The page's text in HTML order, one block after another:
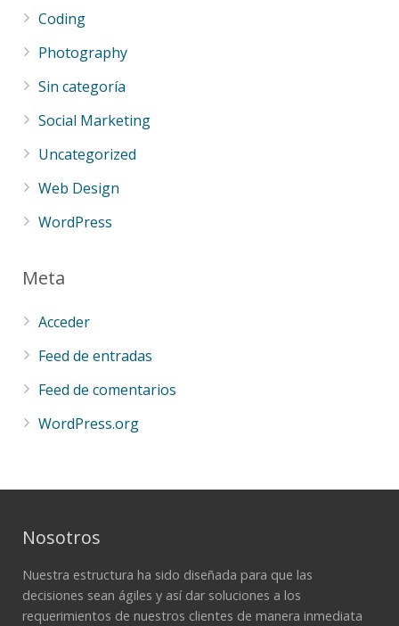
Coding
Photography
Sin categoría
Social Marketing
Uncategorized
Web Design
WordPress
Meta
Acceder
Feed de entradas
Feed de comentarios
WordPress.org
Nosotros
Nuestra estructura ha sido diseñada para que las
decisiones sean ágiles y así dar soluciones a los
requerimientos de nuestros clientes de manera inmediata